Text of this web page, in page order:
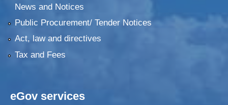
News and Notices
Public Procurement/ Tender Notices
Act, law and directives
Tax and Fees
eGov services